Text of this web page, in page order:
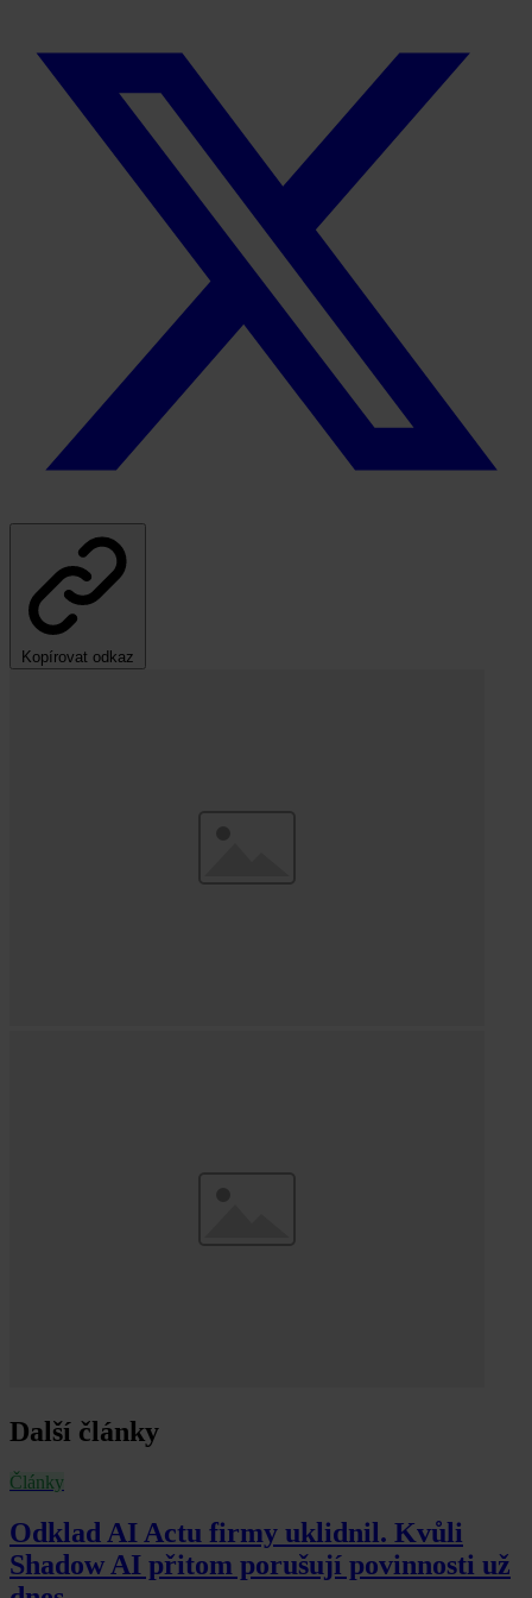
Kopírovat odkaz
Další články
Články
Odklad AI Actu firmy uklidnil. Kvůli
Shadow AI přitom porušují povinnosti už